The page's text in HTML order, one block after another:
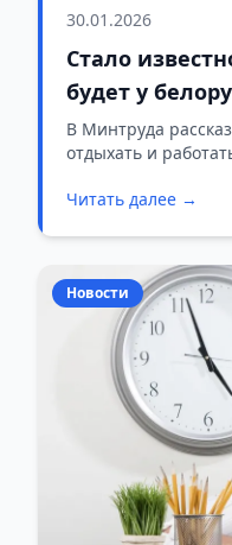
30.01.2026
Стало
будет у
В Минтруда
отдыхать и
Читать далее →
Новости